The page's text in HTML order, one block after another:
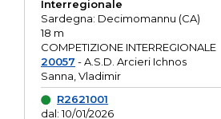
Interregionale
Sardegna: Decimomannu (CA)
18 m
COMPETIZIONE INTERREGIONALE
20057 - A.S.D. Arcieri Ichnos
Sanna, Vladimir
R2621001
dal: 10/01/2026